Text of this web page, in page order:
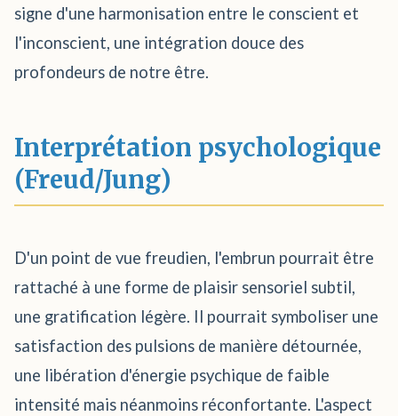
signe d'une harmonisation entre le conscient et
l'inconscient, une intégration douce des
profondeurs de notre être.
Interprétation psychologique
(Freud/Jung)
D'un point de vue freudien, l'embrun pourrait être
rattaché à une forme de plaisir sensoriel subtil,
une gratification légère. Il pourrait symboliser une
satisfaction des pulsions de manière détournée,
une libération d'énergie psychique de faible
intensité mais néanmoins réconfortante. L'aspect